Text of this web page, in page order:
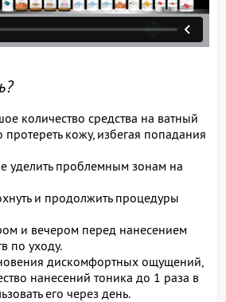
количество средства на ватный
протереть кожу, избегая попадания
уделить проблемным зонам на
и продолжить процедуры
и вечером перед нанесением
по уходу.
дискомфортных ощущений,
нанесений тоника до 1 раза в
его через день.